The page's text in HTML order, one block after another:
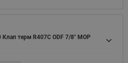
Клап терм R407С ODF 7/8" MOP